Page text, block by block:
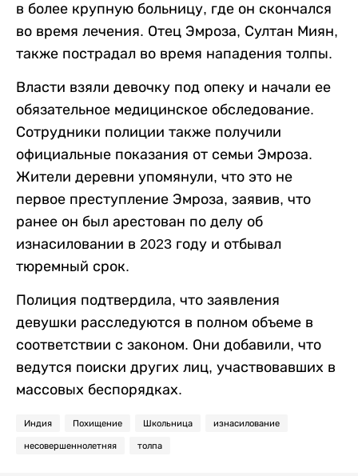
в более крупную больницу, где он скончался
во время лечения. Отец Эмроза, Султан Миян,
также пострадал во время нападения толпы.
Власти взяли девочку под опеку и начали ее
обязательное медицинское обследование.
Сотрудники полиции также получили
официальные показания от семьи Эмроза.
Жители деревни упомянули, что это не
первое преступление Эмроза, заявив, что
ранее он был арестован по делу об
изнасиловании в 2023 году и отбывал
тюремный срок.
Полиция подтвердила, что заявления
девушки расследуются в полном объеме в
соответствии с законом. Они добавили, что
ведутся поиски других лиц, участвовавших в
массовых беспорядках.
Индия Похищение Школьница изнасилование
несовершеннолетняя толпа